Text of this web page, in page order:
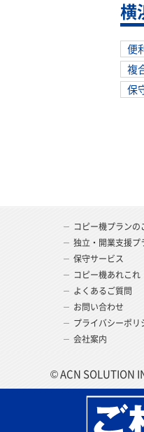
横
便
複
保
コピー機プランの
独立・開業支援プ
保守サービス
コピー機あれこれ
よくあるご質問
お問い合わせ
プライバシーポリ
会社案内
© ACN SOLUTION